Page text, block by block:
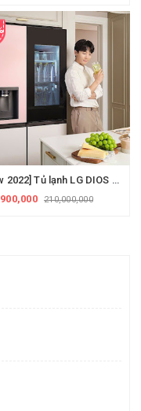
[New 2022] Tủ lạnh LG DIOS OBJECT - W822GPB452 - hệ thống lọc nước làm đá - công nghệ mới nhất LG - Hồng + Begie
210,000,000